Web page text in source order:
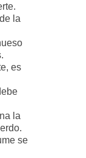
la
es
la
se